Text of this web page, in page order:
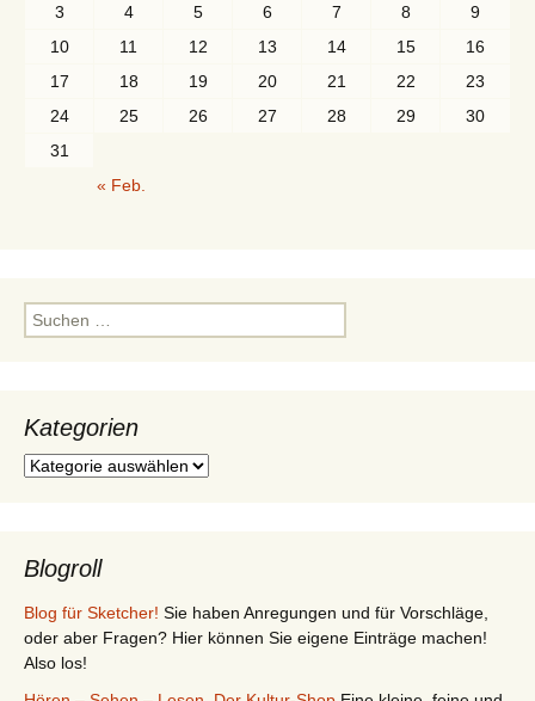
3
4 5 6 7 8
9
10
11 12 13 14 15
16
17
18 19 20 21 22
23
24
25 26 27 28 29
30
31
« Feb.
Suchen
nach:
Kategorien
Kategorien
Blogroll
Blog für Sketcher! Sie haben Anregungen und für Vorschläge,
oder aber Fragen? Hier können Sie eigene Einträge machen!
Also los!